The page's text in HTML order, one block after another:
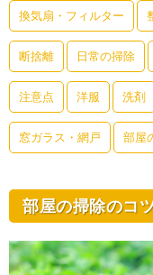
換気扇・フィルター
断捨離 日常の掃除
注意点 洋服 洗剤
窓ガラス・網戸 部屋
部屋の掃除のコ